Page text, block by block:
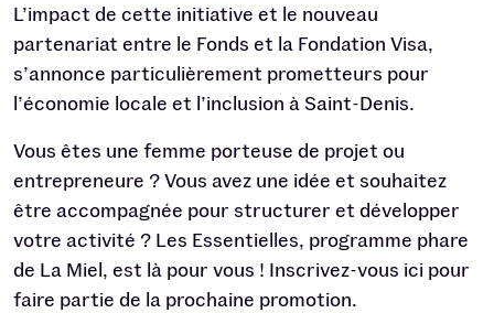
L’impact de cette initiative et le nouveau
partenariat entre le Fonds et la Fondation Visa,
s’annonce particulièrement prometteurs pour
l’économie locale et l’inclusion à Saint-Denis.
Vous êtes une femme porteuse de projet ou
entrepreneure ? Vous avez une idée et souhaitez
être accompagnée pour structurer et développer
votre activité ? Les Essentielles, programme phare
de La Miel, est là pour vous ! Inscrivez-vous ici pour
faire partie de la prochaine promotion.